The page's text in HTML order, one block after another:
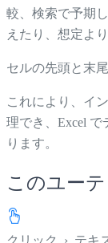
較、検索で予期
えたり、想定よ
セルの先頭と末
これにより、イ
理でき、Excel で
ります。
このユー
クリック › テキ